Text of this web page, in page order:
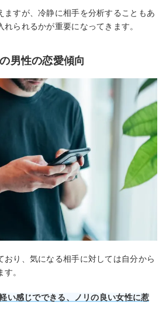
ますが、冷静に相手を分析することもあ
れられるかが重要になってきます。
男性の恋愛傾向
おり、気になる相手に対しては自分から
。
い感じでできる、ノリの良い女性に惹